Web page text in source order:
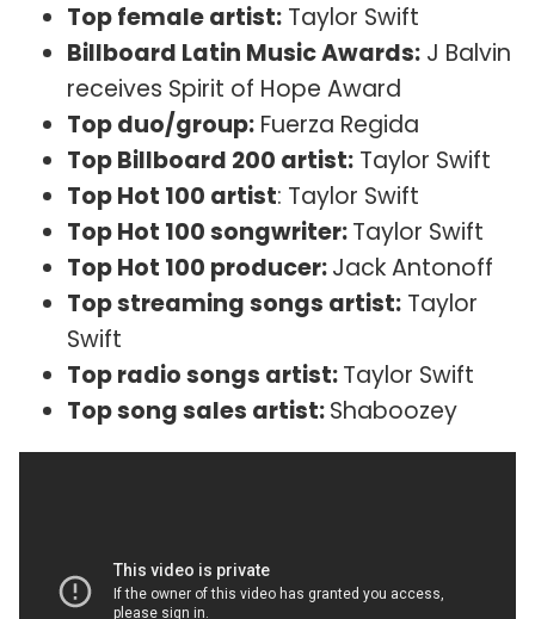
Top female artist: Taylor Swift
Billboard Latin Music Awards: J Balvin
receives Spirit of Hope Award
Top duo/group: Fuerza Regida
Top Billboard 200 artist: Taylor Swift
Top Hot 100 artist: Taylor Swift
Top Hot 100 songwriter:Taylor Swift
Top Hot 100 producer:Jack Antonoff
Top streaming songs artist: Taylor
Swift
Top radio songs artist:Taylor Swift
Top song sales artist:Shaboozey